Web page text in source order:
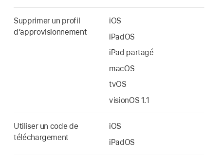
Supprimer un profil
d’approvisionnement
iOS
iPadOS
iPad partagé
macOS
tvOS
visionOS 1.1
Utiliser un code de
téléchargement
iOS
iPadOS